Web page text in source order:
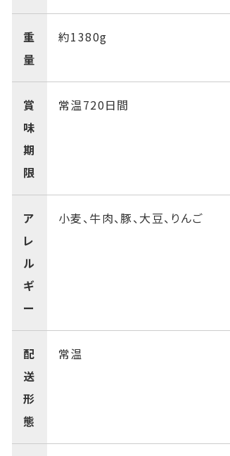
重
量
約1380g
賞
味
期
限
常温720日間
ア
レ
ル
ギ
ー
小麦、牛肉、豚、大豆、りんご
配
送
形
態
常温